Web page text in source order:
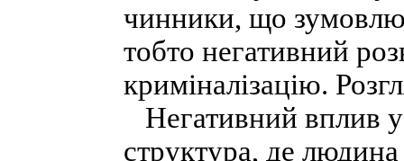
чинники, що
тобто негативний
криміналізацію.
Негативний вплив
структура, де